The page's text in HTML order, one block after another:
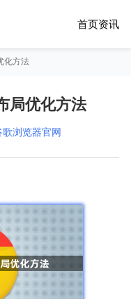
首页资讯
化方法
局优化方法
歌浏览器官网